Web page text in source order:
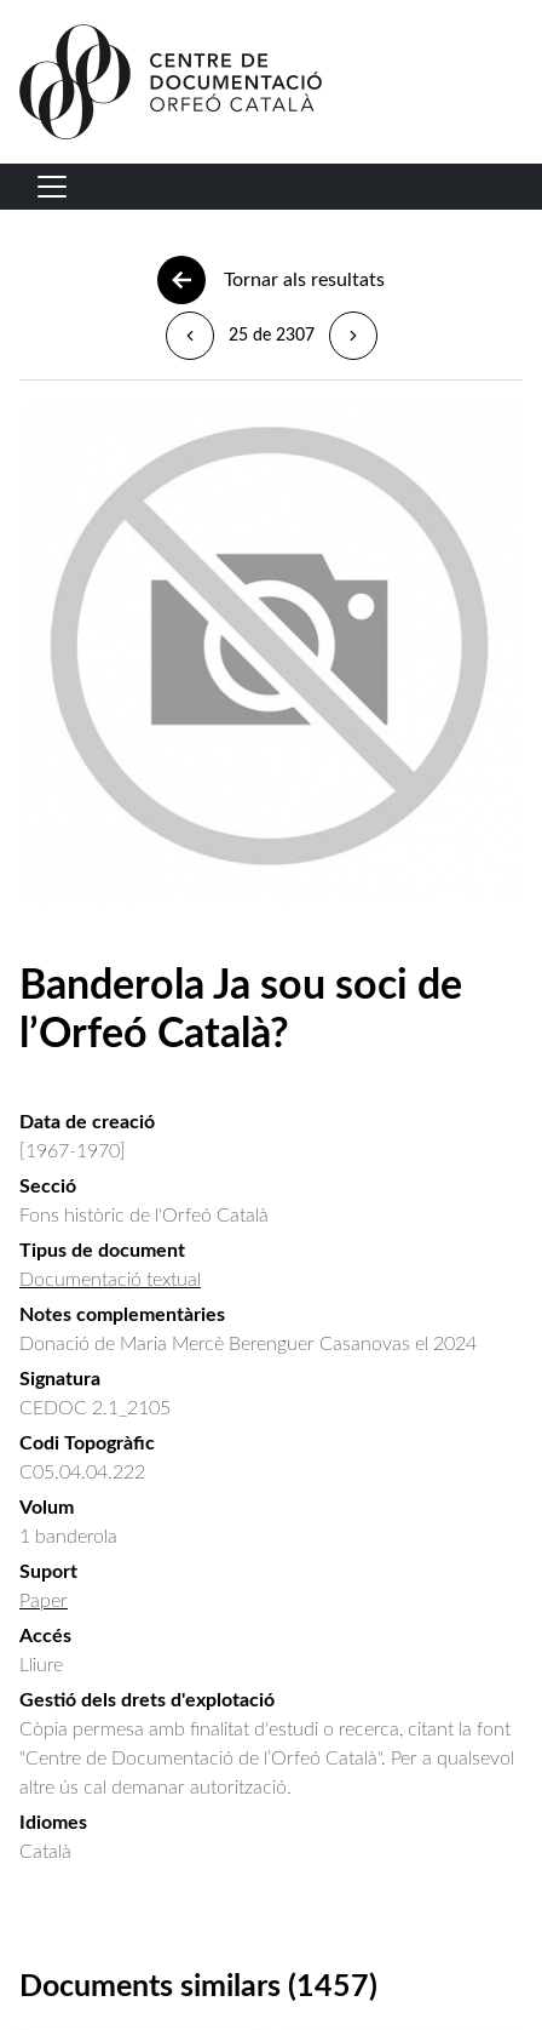
Vés al contingut
Navegació principal
Tornar als resultats
25 de 2307
Banderola Ja sou soci de
l’Orfeó Català?
Data de creació
[1967-1970]
Secció
Fons històric de l'Orfeó Català
Tipus de document
Documentació textual
Notes complementàries
Donació de Maria Mercè Berenguer Casanovas el 2024
Signatura
CEDOC 2.1_2105
Codi Topogràfic
C05.04.04.222
Volum
1 banderola
Suport
Paper
Accés
Lliure
Gestió dels drets d'explotació
Còpia permesa amb finalitat d'estudi o recerca, citant la font
"Centre de Documentació de l’Orfeó Català". Per a qualsevol
altre ús cal demanar autorització.
Idiomes
Català
Documents similars (1457)